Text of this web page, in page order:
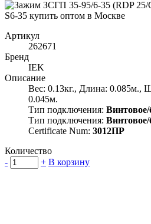
Артикул
262671
Бренд
IEK
Описание
Вес: 0.13кг., Длина: 0.085м.,
0.045м.
Тип подключения: Винтовое/
Тип подключения: Винтовое/
Certificate Num: 3012ПР
Количество
-
+ В корзину